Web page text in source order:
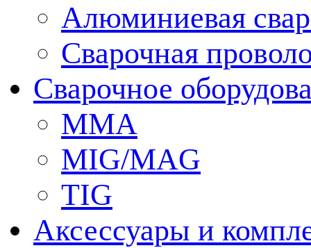
Алюминиевая
Сварочная
Сварочное
MMA
MIG/MAG
TIG
Аксессуары и